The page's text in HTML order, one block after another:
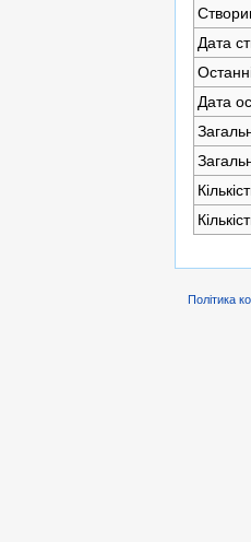
Дата
Дата
Політика